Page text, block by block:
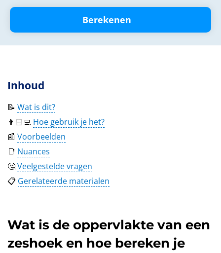
Berekenen
Inhoud
📝 Wat is dit?
👨🏻‍💻 Hoe gebruik je het?
📰 Voorbeelden
📑 Nuances
🤔Veelgestelde vragen
📋 Gerelateerde materialen
Wat is de oppervlakte van een
zeshoek en hoe bereken je